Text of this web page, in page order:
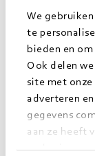
We
te
bieden en
Ook delen
site met
adverteren
gegevens
aan ze heeft
op basis van
Mitchel